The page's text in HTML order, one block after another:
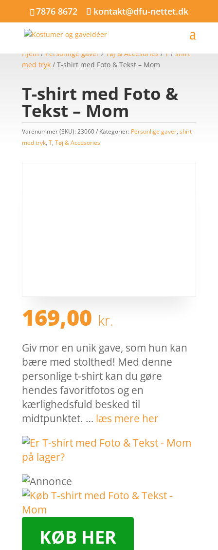
7876 8672 kontakt@dfu-nettet.dk
Hjem/Personlige gaver/Tøj & Accesories/T/shirt
med tryk/ T-shirt med Foto & Tekst – Mom
T-shirt med Foto &
Tekst – Mom
Varenummer (SKU):23060 Kategorier: Personlige gaver, shirt
med tryk, T, Tøj & Accesories
169,00 kr.
Giv mor en unik gave, som hun kan
bære med stolthed! Med denne
personlige t-shirt kan du gøre
hendes favoritfotos og en
kærlighedsfuld besked til
midtpunktet. … læs mere her
KØB HER